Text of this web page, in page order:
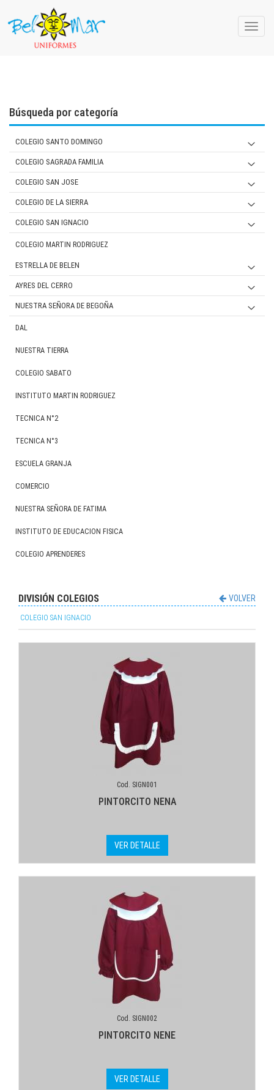
Toggle
Búsqueda por categoría
COLEGIO SANTO DOMINGO
JARDIN
PRIMARIA Y SECUNDARIA
MUJER
VARON
COLEGIO SAGRADA FAMILIA
JARDIN
PRIMARIA/ SECUNDARIA
MUJER
VARON
COLEGIO SAN JOSE
JARDIN
PRIMARIA
MUJER
VARON
SECUNDARIA
MUJER
VARON
COLEGIO DE LA SIERRA
Jardín
Primaria/ Secundaria
Varón
Mujer
COLEGIO SAN IGNACIO
JARDIN
PRIMARIA
SECUNDARIA
VARON
MUJER
COLEGIO MARTIN RODRIGUEZ
ESTRELLA DE BELEN
JARDIN
PRIMARIA
MUJER
VARON
SECUNDARIA
MUJER
AYRES DEL CERRO
PRIMARIA
SECUNDARIA
MUJER
NUESTRA SEÑORA DE BEGOÑA
UNIFORME FORMAL PRIMARIA / SECUNDARIA
UNIFORME DEPORTIVO PRIMARIA
DAL
NUESTRA TIERRA
COLEGIO SABATO
INSTITUTO MARTIN RODRIGUEZ
TECNICA N°2
TECNICA N°3
ESCUELA GRANJA
COMERCIO
NUESTRA SEÑORA DE FATIMA
INSTITUTO DE EDUCACION FISICA
COLEGIO APRENDERES
VOLVER
DIVISIÓN COLEGIOS
COLEGIO SAN IGNACIO
Cod. SIGN001
PINTORCITO NENA
VER DETALLE
Cod. SIGN002
PINTORCITO NENE
VER DETALLE